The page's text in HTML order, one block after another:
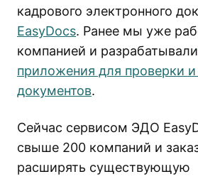
кадрового электронного
EasyDocs. Ранее мы уже
компанией и разрабатывали
приложения для проверки
документов.
Сейчас сервисом ЭДО
свыше 200 компаний и
расширять существующую